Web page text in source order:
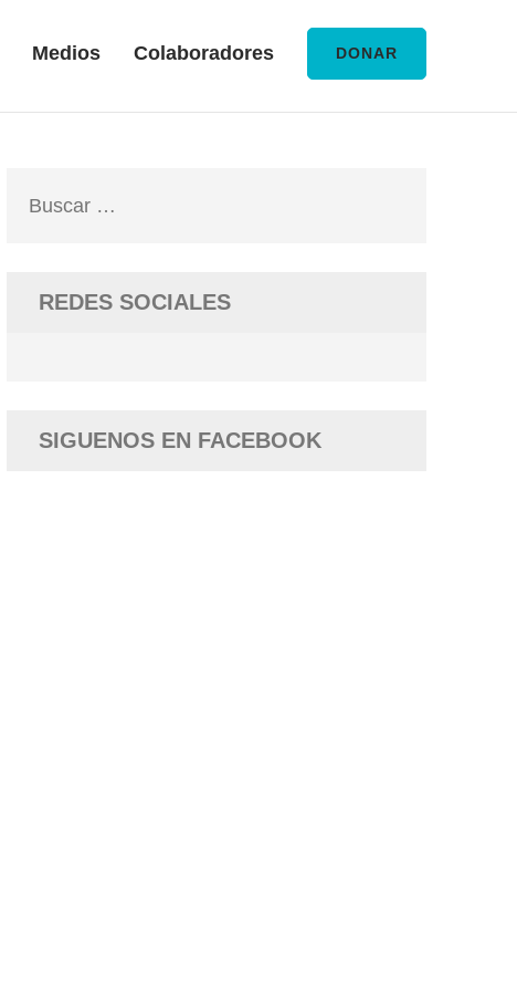
Medios Colaboradores DONAR
Buscar:
REDES SOCIALES
SIGUENOS EN FACEBOOK